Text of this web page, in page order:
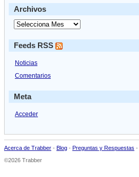
Archivos
Feeds RSS
Noticias
Comentarios
Meta
Acceder
Acerca de Trabber - Blog - Preguntas y Respuestas -
©2026 Trabber